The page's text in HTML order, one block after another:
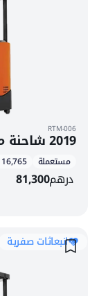
RTM-006
2019 شاحنة مناولة تويوتا ريفلكس RRE160H
مستعملة 16,765 س
درهم81,300
انبعاثات صفرية